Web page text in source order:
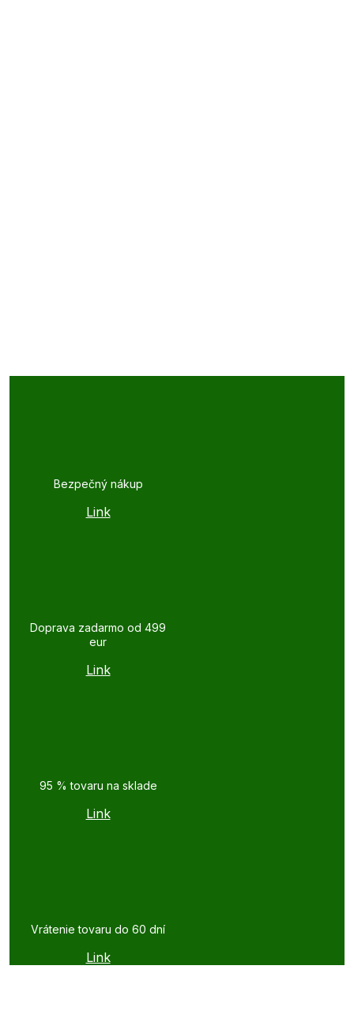
Bezpečný nákup
Link
Doprava zadarmo od 499
eur
Link
95 % tovaru na sklade
Link
Vrátenie tovaru do 60 dní
Link